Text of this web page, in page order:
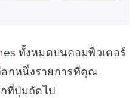
ทั้งหมดบนคอมพิวเตอร์
อกหนึ่งรายการที่คุณ
ที่ปุ่มถัดไป